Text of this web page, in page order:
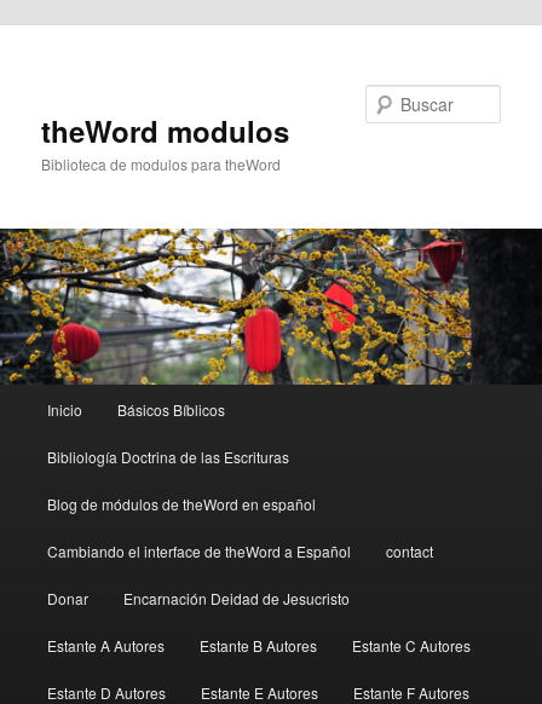
theWord modulos
Biblioteca de modulos para theWord
principal
Inicio Básicos Bíblicos
Bibliología Doctrina de las Escrituras
Blog de módulos de theWord en español
Cambiando el interface de theWord a Español contact
Donar Encarnación Deidad de Jesucristo
Estante A Autores Estante B Autores Estante C Autores
Estante D Autores Estante E Autores Estante F Autores